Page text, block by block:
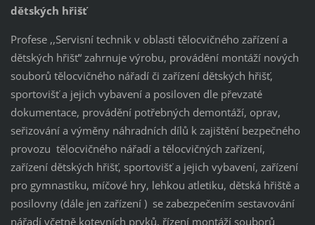
dětských hřišť
Profese ,,Servisní technik v oblasti tělocvičného zařízení a
dětských hřišť“ zahrnuje výrobu, provádění montáží nových
souborů tělocvičného nářadí či zařízení dětských hřišť,
sportovišť a jejich vybavení a posiloven dle převzaté
dokumentace, provádění potřebných demontáží, oprav,
seřizování a výměny náhradních dílů k zajištění bezpečného
provozu tělocvičného nářadí a tělocvičných zařízení,
zařízení dětských hřišť, sportovišť a jejich vybavení, zařízení
pro gymnastiku, míčové hry, lehkou atletiku, dětská hřiště a
posilovny (dále jen zařízení ) se zabezpečením sestavování
nářadí včetně kotevních prvků, řízení montáží souborů